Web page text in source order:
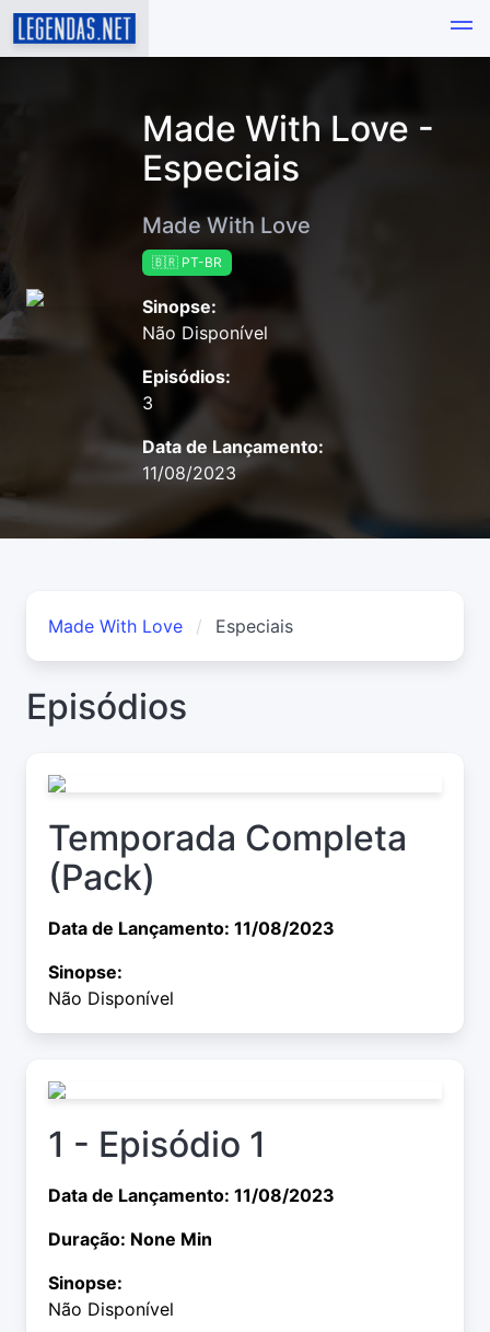
Made With Love -
Especiais
Made With Love
🇧🇷 PT-BR
Sinopse:
Não Disponível
Episódios:
3
Data de Lançamento:
11/08/2023
Made With Love Especiais
Episódios
Temporada Completa
(Pack)
Data de Lançamento: 11/08/2023
Sinopse:
Não Disponível
1 - Episódio 1
Data de Lançamento: 11/08/2023
Duração: None Min
Sinopse:
Não Disponível